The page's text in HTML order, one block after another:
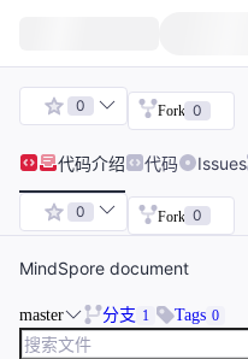
0 Fork 0
代码介绍 代码 Issues
0 Fork 0
MindSpore document
master 分支 1 Tags 0